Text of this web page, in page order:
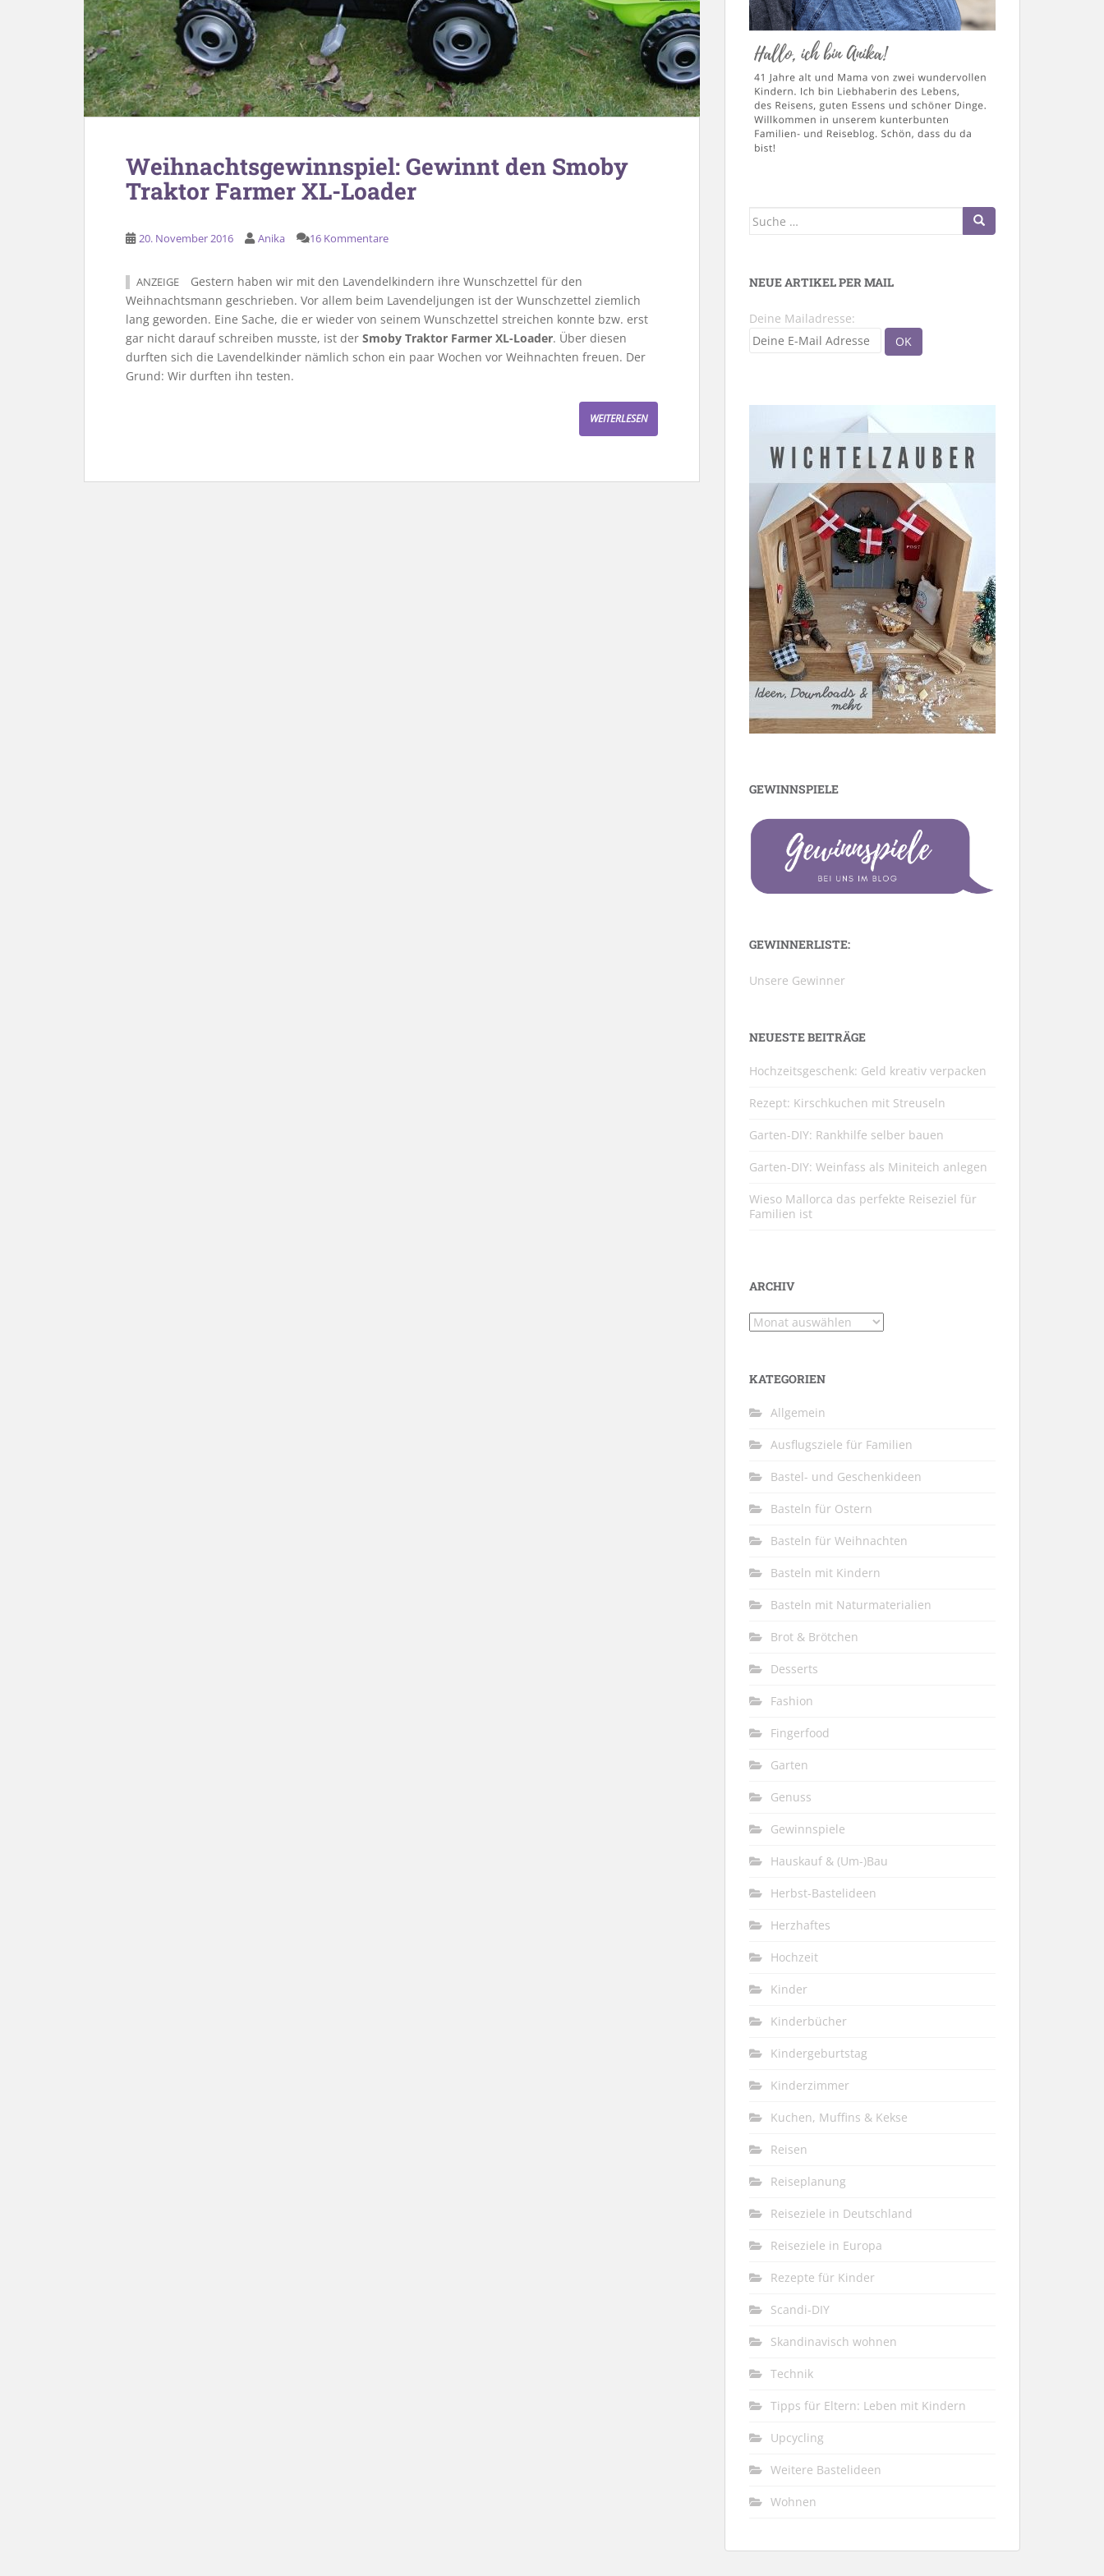
Weihnachtsgewinnspiel: Gewinnt den Smoby
Traktor Farmer XL-Loader
20. November 2016 Anika 16 Kommentare
ANZEIGE
Gestern haben wir mit den Lavendelkindern ihre Wunschzettel für den
Weihnachtsmann geschrieben. Vor allem beim Lavendeljungen ist der Wunschzettel ziemlich
lang geworden. Eine Sache, die er wieder von seinem Wunschzettel streichen konnte bzw. erst
gar nicht darauf schreiben musste, ist der Smoby Traktor Farmer XL-Loader. Über diesen
durften sich die Lavendelkinder nämlich schon ein paar Wochen vor Weihnachten freuen. Der
Grund: Wir durften ihn testen.
WEITERLESEN
Suche
NEUE ARTIKEL PER MAIL
Deine Mailadresse:
GEWINNSPIELE
GEWINNERLISTE:
Unsere Gewinner
NEUESTE BEITRÄGE
Hochzeitsgeschenk: Geld kreativ verpacken
Rezept: Kirschkuchen mit Streuseln
Garten-DIY: Rankhilfe selber bauen
Garten-DIY: Weinfass als Miniteich anlegen
Wieso Mallorca das perfekte Reiseziel für
Familien ist
ARCHIV
Archiv
KATEGORIEN
Allgemein
Ausflugsziele für Familien
Bastel- und Geschenkideen
Basteln für Ostern
Basteln für Weihnachten
Basteln mit Kindern
Basteln mit Naturmaterialien
Brot & Brötchen
Desserts
Fashion
Fingerfood
Garten
Genuss
Gewinnspiele
Hauskauf & (Um-)Bau
Herbst-Bastelideen
Herzhaftes
Hochzeit
Kinder
Kinderbücher
Kindergeburtstag
Kinderzimmer
Kuchen, Muffins & Kekse
Reisen
Reiseplanung
Reiseziele in Deutschland
Reiseziele in Europa
Rezepte für Kinder
Scandi-DIY
Skandinavisch wohnen
Technik
Tipps für Eltern: Leben mit Kindern
Upcycling
Weitere Bastelideen
Wohnen